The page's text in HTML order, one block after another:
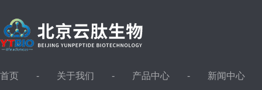
首页 关于我们 产品中心 新闻中心